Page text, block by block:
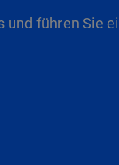
und führen Sie